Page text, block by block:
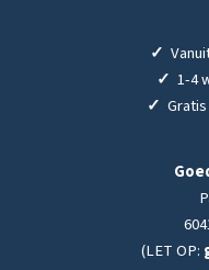
✓
✓ 1-4
✓
(LET OP: